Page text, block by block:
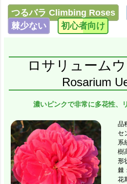
つるバラ Climbing Roses
棘少ない
初心者向け
ロサリューム
Rosarium
濃いピンクで非常に多花性、
品
セ
系
樹
形
棘
花